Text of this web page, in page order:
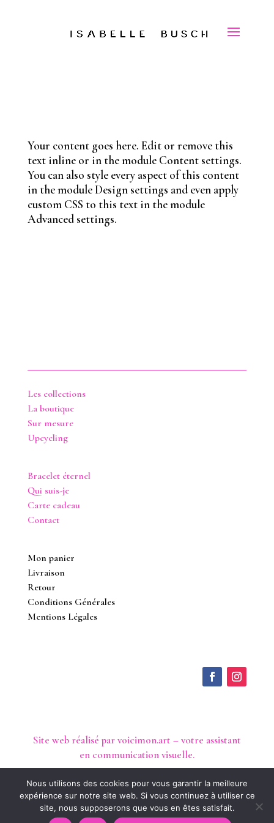
Your content goes here. Edit or remove this
text inline or in the module Content settings.
You can also style every aspect of this content
in the module Design settings and even apply
custom CSS to this text in the module
Advanced settings.
Les collections
La boutique
Sur mesure
Upcycling
Bracelet éternel
Qui suis-je
Carte cadeau
Contact
Mon panier
Livraison
Retour
Conditions Générales
Mentions Légales
Site web réalisé par voicimon.art – votre assistant
en communication visuelle.
Nous utilisons des cookies pour vous garantir la meilleure
expérience sur notre site web. Si vous continuez à utiliser ce
site, nous supposerons que vous en êtes satisfait.